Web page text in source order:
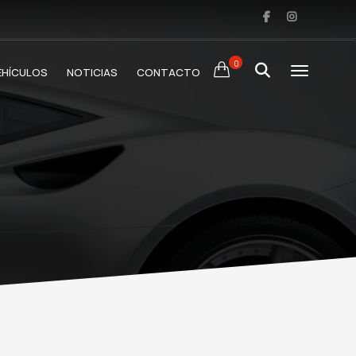
0
NOTICIAS CONTACTO